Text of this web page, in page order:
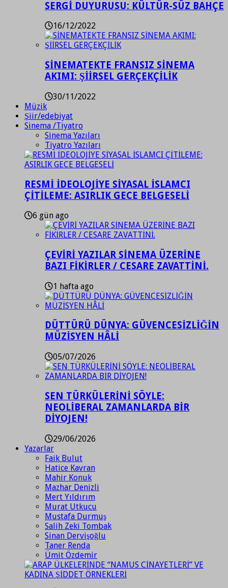
SERGİ DUYURUSU: KÜLTÜR-SÜZ BAHÇE
16/12/2022
SİNEMATEKTE FRANSIZ SİNEMA
AKIMI: ŞİİRSEL GERÇEKÇİLİK
30/11/2022
Müzik
Şiir/edebiyat
Sinema /Tiyatro
Sinema Yazıları
Tiyatro Yazıları
RESMİ İDEOLOJİYE SİYASAL İSLAMCI
ÇİTİLEME: ASIRLIK GECE BELGESELİ
6 gün ago
ÇEVİRİ YAZILAR SİNEMA ÜZERİNE
BAZI FİKİRLER / CESARE ZAVATTİNİ.
1 hafta ago
DÜTTÜRÜ DÜNYA: GÜVENCESİZLİĞİN
MÜZİSYEN HÂLİ
05/07/2026
SEN TÜRKÜLERİNİ SÖYLE:
NEOLİBERAL ZAMANLARDA BİR
DİYOJEN!
29/06/2026
Yazarlar
Faik Bulut
Hatice Kavran
Mahir Konuk
Mazhar Denizli
Mert Yıldırım
Murat Utkucu
Mustafa Durmuş
Salih Zeki Tombak
Sinan Dervişoğlu
Taner Renda
Ümit Özdemir